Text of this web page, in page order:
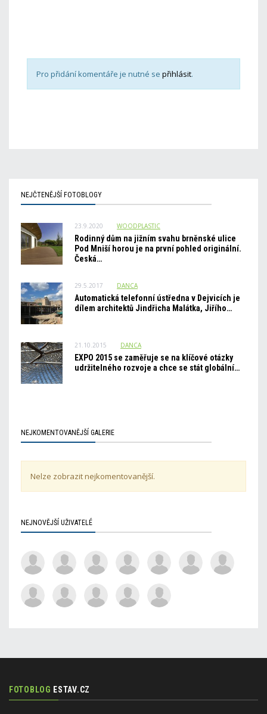
Pro přidání komentáře je nutné se přihlásit.
NEJČTENĚJŠÍ FOTOBLOGY
23.9.2020 WOODPLASTIC
Rodinný dům na jižním svahu brněnské ulice
Pod Mniší horou je na první pohled originální.
Česká…
29.5.2017 DANCA
Automatická telefonní ústředna v Dejvicích je
dílem architektů Jindřicha Malátka, Jiřího…
21.10.2015 DANCA
EXPO 2015 se zaměřuje se na klíčové otázky
udržitelného rozvoje a chce se stát globální…
NEJKOMENTOVANĚJŠÍ GALERIE
Nelze zobrazit nejkomentovanější.
NEJNOVĚJŠÍ UŽIVATELÉ
FOTOBLOG ESTAV.CZ